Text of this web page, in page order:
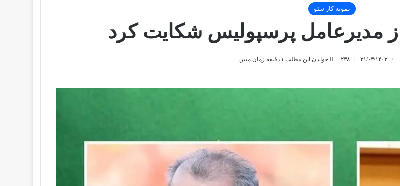
نمونه کار سئو
از مدیرعامل پرسپولیس شکایت کرد
۲۱/۰۳/۱۴۰۳ ۲۳۸ خواندن این مطلب ۱ دقیقه زمان میبرد